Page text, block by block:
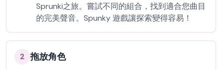
Sprunki之旅。嘗試不同的組合，找到適合您曲目
的完美聲音。Spunky 遊戲讓探索變得容易！
2 拖放角色